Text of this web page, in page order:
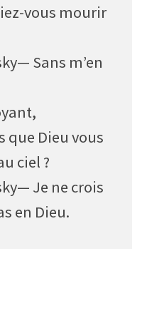
vous mourir
Sans m’en
que Dieu vous
ciel ?
Je ne crois
en Dieu.